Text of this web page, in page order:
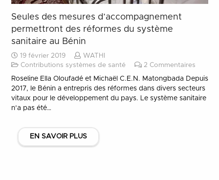
Seules des mesures d’accompagnement
permettront des réformes du système
sanitaire au Bénin
19 février 2019
WATHI
Contributions systèmes de santé
2 Commentaires
Roseline Ella Oloufadé et Michaël C.E.N. Matongbada Depuis
2017, le Bénin a entrepris des réformes dans divers secteurs
vitaux pour le développement du pays. Le système sanitaire
n’a pas été…
EN SAVOIR PLUS